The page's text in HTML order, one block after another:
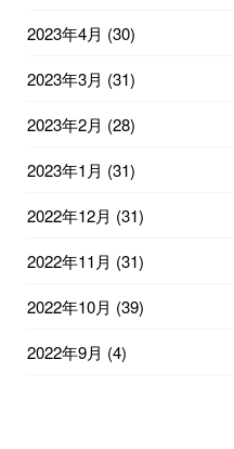
2023年4月 (30)
2023年3月 (31)
2023年2月 (28)
2023年1月 (31)
2022年12月 (31)
2022年11月 (31)
2022年10月 (39)
2022年9月 (4)